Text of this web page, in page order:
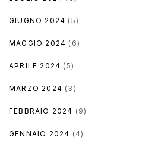
GIUGNO 2024 (5)
MAGGIO 2024 (6)
APRILE 2024 (5)
MARZO 2024 (3)
FEBBRAIO 2024 (9)
GENNAIO 2024 (4)